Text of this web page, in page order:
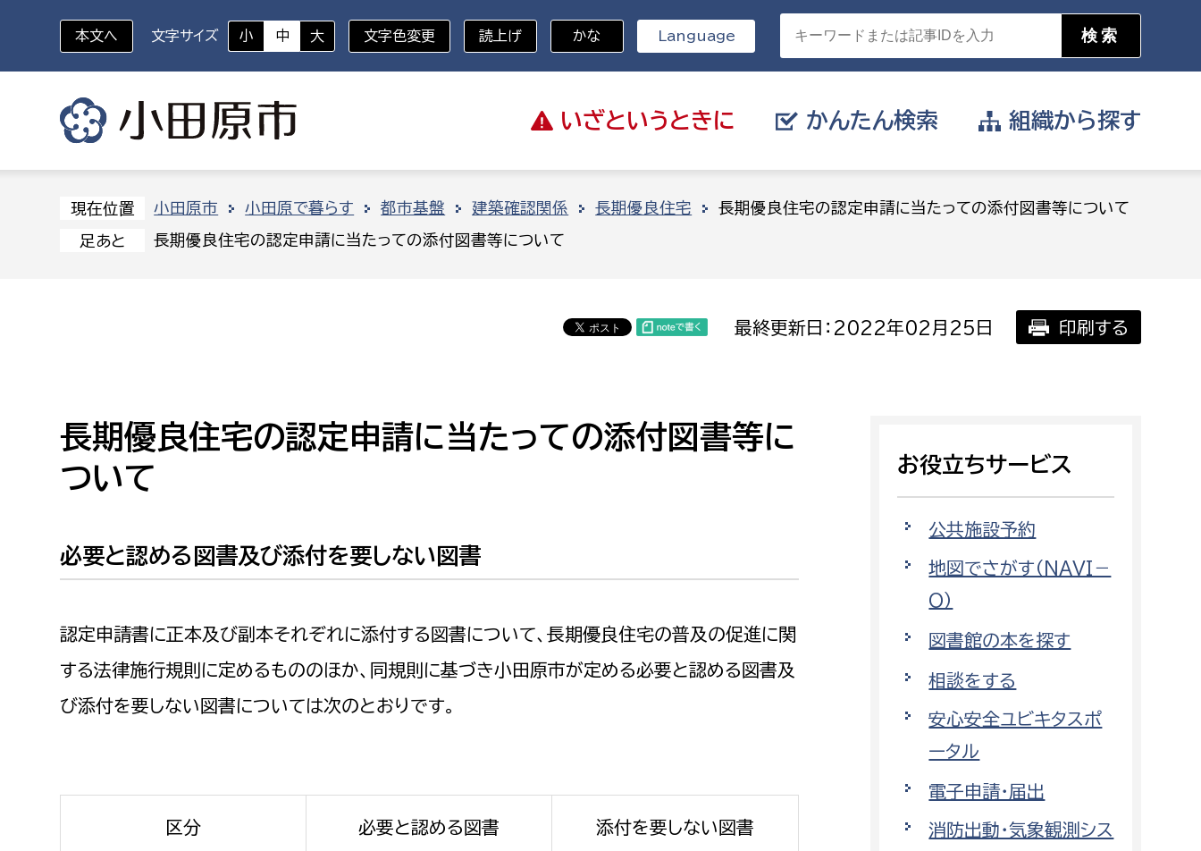
いざと いうときに
いざというときに
かんたん検索
対象者を選択
高校生・大学生など
若者
高齢者
障がい者
傷病者
分野を選択
防災・安全
地域経済
都市基盤
文化・生涯学習
観光
目的を選択
届け出や申請をしたい
支払いをしたい
働きたい
小田原のことを知りたい
イベント・講座などに参加したい
まちづくりに関わりたい
組織から探す
組織から探す
部に属さない室 企画部
職員課
市税総務課
市民税課
地域政策課
人権・男女共同参画課
戸籍住民課
防災対策課
文化財課
図書館
環境部
環境政策課
ゼロカーボン推進課
環境保護課
子ども政策課
産業政策課
都市政策課
本文へ 文字サイズ 小 中 大 文字色変更 読上げ かな Language
現在位置 小田原市 小田原で暮らす 都市基盤 建築確認関係 長期優良住宅 長期優良住宅の認定申請に当たっての添付図書等について
足あと 長期優良住宅の認定申請に当たっての添付図書等について
最終更新日：2022年02月25日 印刷する
長期優良住宅の認定申請に当たっての添付図書等に
ついて
必要と認める図書及び添付を要しない図書
認定申請書に正本及び副本それぞれに添付する図書について、長期優良住宅の普及の促進に関
する法律施行規則に定めるもののほか、同規則に基づき小田原市が定める必要と認める図書及
び添付を要しない図書については次のとおりです。
区分 必要と認める図書 添付を要しない図書
お役立ちサービス
公共施設予約
地図でさがす（NAVI－
O）
図書館の本を探す
相談をする
安心安全ユビキタスポ
ータル
電子申請・届出
消防出動・気象観測シス